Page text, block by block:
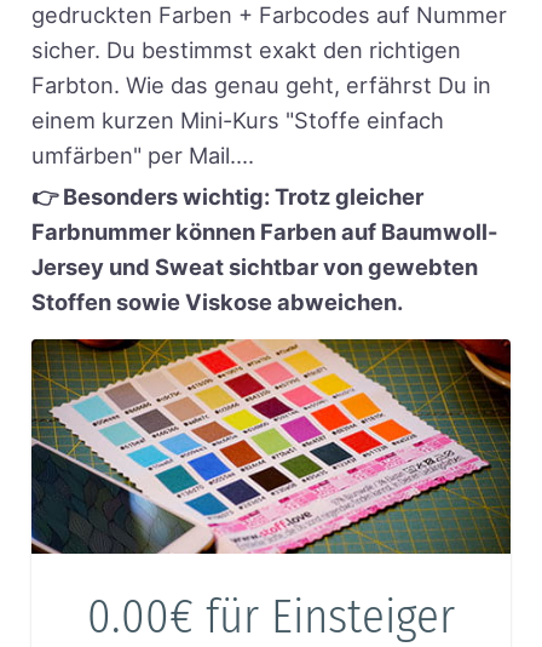
gedruckten Farben + Farbcodes auf Nummer
sicher. Du bestimmst exakt den richtigen
Farbton. Wie das genau geht, erfährst Du in
einem kurzen Mini-Kurs "Stoffe einfach
umfärben" per Mail....
👉 Besonders wichtig: Trotz gleicher
Farbnummer können Farben auf Baumwoll-
Jersey und Sweat sichtbar von gewebten
Stoffen sowie Viskose abweichen.
0.00€ für Einsteiger